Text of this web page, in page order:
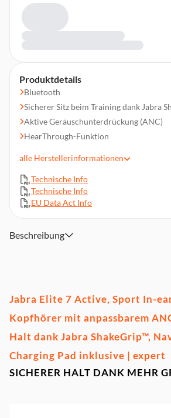
Produktdetails
Bluetooth
Sicherer Sitz beim Training dank Jabra
Aktive Geräuschunterdrückung (ANC)
HearThrough-Funktion
Alexa-Integration, Google Assistant (nur
Aktivierung durch Antippen des
MyControls
Bis zu 8 Stunden Akkulaufzeit, 30
Zubehör: 3 Paar ovale Silikon-EarGels™
alle Herstellerinformationen
Technische Info
Technische Info
EU Data Act Info
Beschreibung
Jabra Elite 7 Active, Sport In-
Kopfhörer mit anpassbarem
Halt dank Jabra ShakeGrip™,
Charging Pad inklusive | expert
SICHERER HALT DANK MEHR